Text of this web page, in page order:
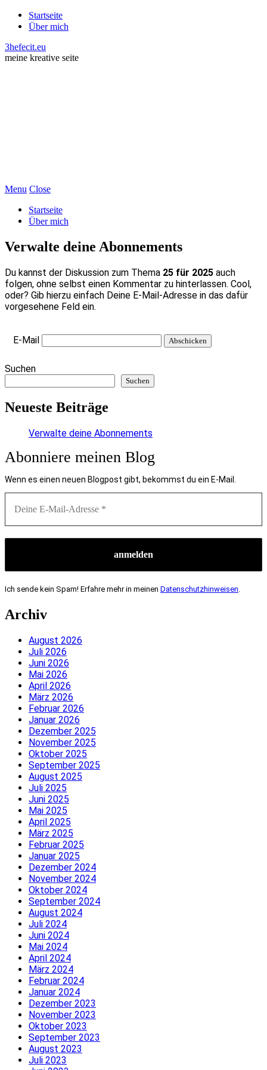
Startseite
Über mich
3hefecit.eu
meine kreative seite
Menu Close
Startseite
Über mich
Verwalte deine Abonnements
Du kannst der Diskussion zum Thema 25 für 2025 auch
folgen, ohne selbst einen Kommentar zu hinterlassen. Cool,
oder? Gib hierzu einfach Deine E-Mail-Adresse in das dafür
vorgesehene Feld ein.
E-Mail
Suchen
Suchen
Neueste Beiträge
Verwalte deine Abonnements
Abonniere meinen Blog
Wenn es einen neuen Blogpost gibt, bekommst du ein E-Mail.
Ich sende kein Spam! Erfahre mehr in meinen Datenschutzhinweisen.
Archiv
August 2026
Juli 2026
Juni 2026
Mai 2026
April 2026
März 2026
Februar 2026
Januar 2026
Dezember 2025
November 2025
Oktober 2025
September 2025
August 2025
Juli 2025
Juni 2025
Mai 2025
April 2025
März 2025
Februar 2025
Januar 2025
Dezember 2024
November 2024
Oktober 2024
September 2024
August 2024
Juli 2024
Juni 2024
Mai 2024
April 2024
März 2024
Februar 2024
Januar 2024
Dezember 2023
November 2023
Oktober 2023
September 2023
August 2023
Juli 2023